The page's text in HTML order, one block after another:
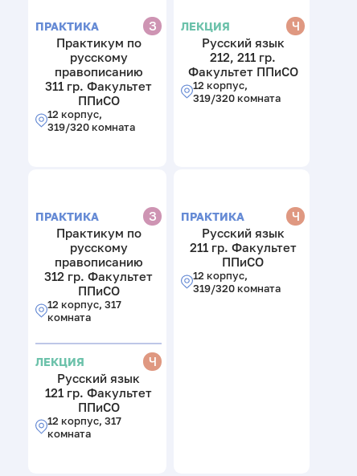
ПРАКТИКА
З
Практикум по
русскому
правописанию
311 гр. Факультет
ППиСО
12 корпус,
319/320 комната
ЛЕКЦИЯ
Ч
Русский язык
212, 211 гр.
Факультет ППиСО
12 корпус,
319/320 комната
ПРАКТИКА
З
Практикум по
русскому
правописанию
312 гр. Факультет
ППиСО
12 корпус, 317
комната
ЛЕКЦИЯ
Ч
Русский язык
121 гр. Факультет
ППиСО
12 корпус, 317
комната
ПРАКТИКА
Ч
Русский язык
211 гр. Факультет
ППиСО
12 корпус,
319/320 комната